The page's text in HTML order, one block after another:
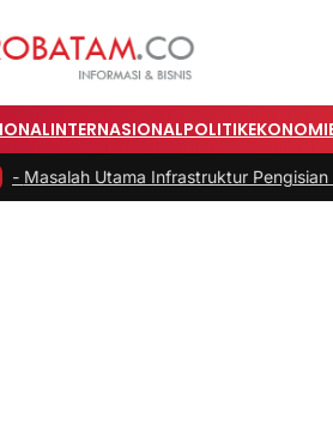
INTERNASIONALPOLITIKEKONOMI
Infrastruktur Pengisian Daya untuk